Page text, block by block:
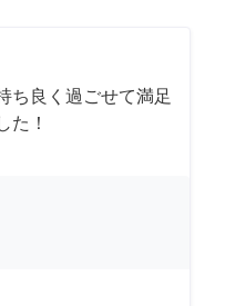
ち良く過ごせて満足
た！